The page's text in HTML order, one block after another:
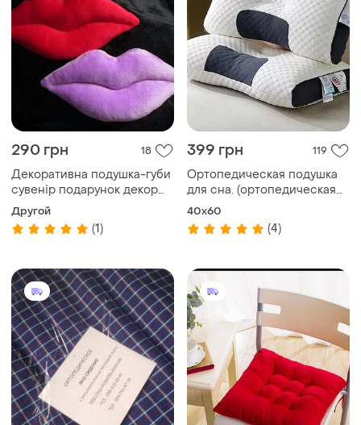
290 грн 18
Декоративна подушка-губи
сувенір подарунок декор
губки вуста велюр салон
Другой
(1)
399 грн 119
Ортопедическая подушка
для сна. (ортопедическая
подушка). 3 вида набивки.
40x60
(4)